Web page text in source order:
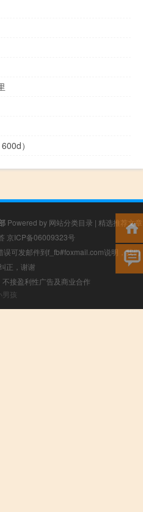
）
Powered by 网站分类目录 | 精选推荐文章
京ICP备06009323号
可发邮件到f_fb#foxmail.com说明，我们
正，谢谢
接盈利性广告及商业合作
男孩